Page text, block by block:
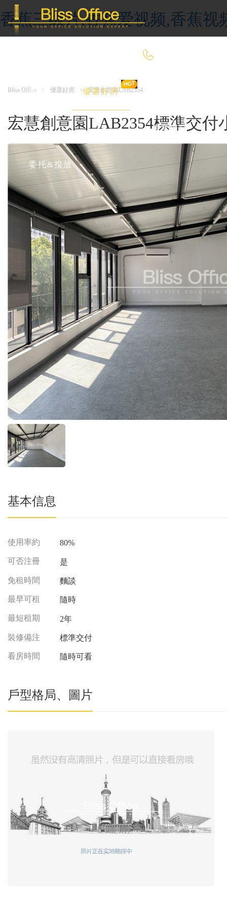
香蕉三级片,香蕉爱视频,香蕉视
首 頁 優選好房
共享辦公
委托&投放
Bliss Office > 優選好房 > 宏慧創意園LAB2354
宏慧創意園LAB2354標準交付
基本信息
使用率約 80%
可否注冊 是
免租時間 麵談
最早可租 隨時
最短租期 2年
裝修備注 標準交付
看房時間 隨時可看
戶型格局、圖片